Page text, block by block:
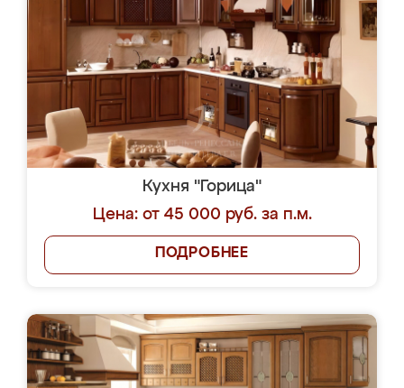
Кухня "Горица"
Цена: от 45 000 руб. за п.м.
ПОДРОБНЕЕ